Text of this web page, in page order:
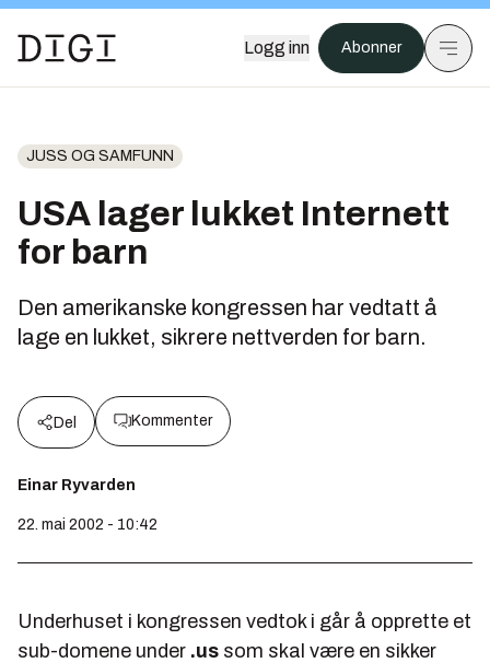
Logg inn Abonner
JUSS OG SAMFUNN
USA lager lukket Internett
for barn
Den amerikanske kongressen har vedtatt å
lage en lukket, sikrere nettverden for barn.
Del Kommenter
Einar Ryvarden
22. mai 2002 - 10:42
Underhuset i kongressen vedtok i går å opprette et
sub-domene under .us som skal være en sikker